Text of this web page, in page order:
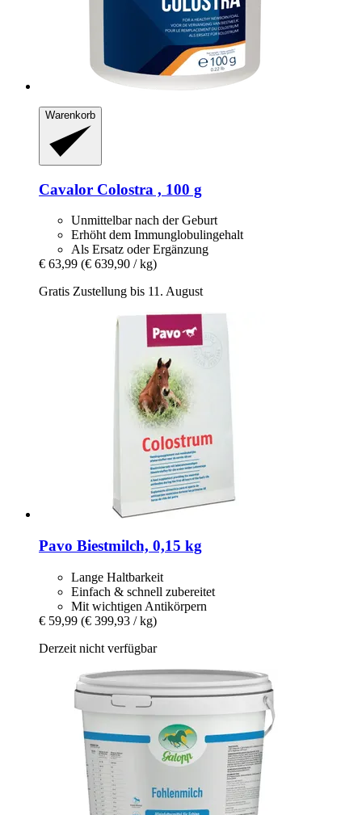
Warenkorb
Cavalor Colostra , 100 g
Unmittelbar nach der Geburt
Erhöht dem Immunglobulingehalt
Als Ersatz oder Ergänzung
€ 63,99 (€ 639,90 / kg)
Gratis Zustellung bis 11. August
Pavo Biestmilch, 0,15 kg
Lange Haltbarkeit
Einfach & schnell zubereitet
Mit wichtigen Antikörpern
€ 59,99 (€ 399,93 / kg)
Derzeit nicht verfügbar